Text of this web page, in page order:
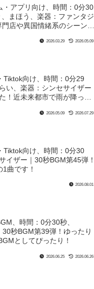
アプリ向け、時間：0分30
まほう、楽器：ファンタジ
店や異国情緒系のシーンに
2026.03.29 2026.05.09
Tiktok向け、時間：0分29
い、楽器：シンセサイザー
！近未来都市で雨が降って
2026.05.09 2026.07.29
Tiktok向け、時間：0分30
イザー｜30秒BGM第45弾！
曲です！
2026.08.01
、時間：0分30秒、
秒BGM第39弾！ゆったり
としてぴったり！
2026.06.25 2026.06.26